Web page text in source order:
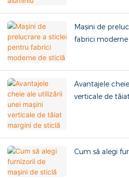
Mașini de
fabrici
Avantajele
verticale de
Cum să alegi